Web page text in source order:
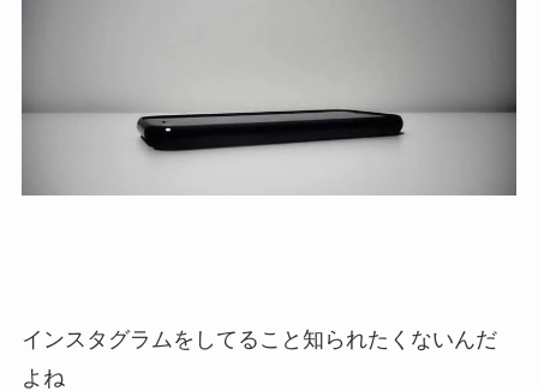
インスタグラムをしてること知られたくないんだ
よね